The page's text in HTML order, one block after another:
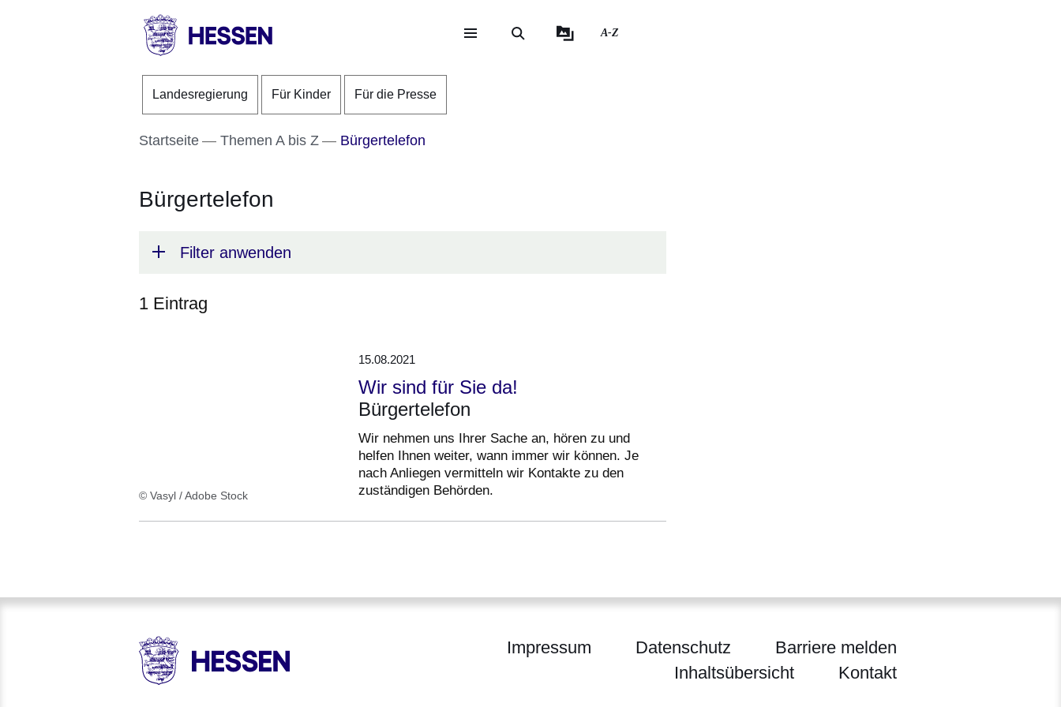
Direkt zum Kopf der Seite
Direkt zum Inhalt
Direkt zum Fuß der Seite
Landesregierung
A-Z
Landesregierung Für Kinder Für die Presse
Startseite Themen A bis Z Bürgertelefon
Bürgertelefon
Filter anwenden
1 Eintrag
© Vasyl / Adobe Stock
15.08.2021
Wir sind für Sie da!
Bürgertelefon
Wir nehmen uns Ihrer Sache an, hören zu und
helfen Ihnen weiter, wann immer wir können. Je
nach Anliegen vermitteln wir Kontakte zu den
zuständigen Behörden.
HESSEN - Hessische Landesregierung
Impressum Datenschutz
Barriere melden
Inhaltsübersicht
Kontakt